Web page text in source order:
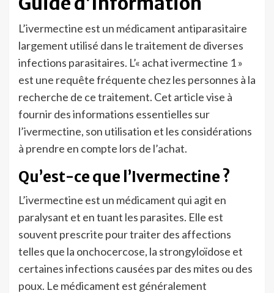
L’ivermectine est un médicament antiparasitaire
largement utilisé dans le traitement de diverses
infections parasitaires. L’« achat ivermectine 1 »
est une requête fréquente chez les personnes à la
recherche de ce traitement. Cet article vise à
fournir des informations essentielles sur
l’ivermectine, son utilisation et les considérations
à prendre en compte lors de l’achat.
Qu’est-ce que l’Ivermectine ?
L’ivermectine est un médicament qui agit en
paralysant et en tuant les parasites. Elle est
souvent prescrite pour traiter des affections
telles que la onchocercose, la strongyloïdose et
certaines infections causées par des mites ou des
poux. Le médicament est généralement